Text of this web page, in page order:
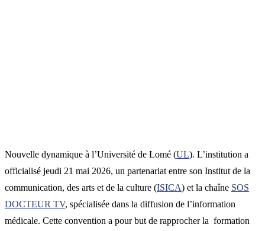
Nouvelle dynamique à l’Université de Lomé (UL). L’institution a
officialisé jeudi 21 mai 2026, un partenariat entre son Institut de la
communication, des arts et de la culture (ISICA) et la chaîne SOS
DOCTEUR TV, spécialisée dans la diffusion de l’information
médicale. Cette convention a pour but de rapprocher la formation